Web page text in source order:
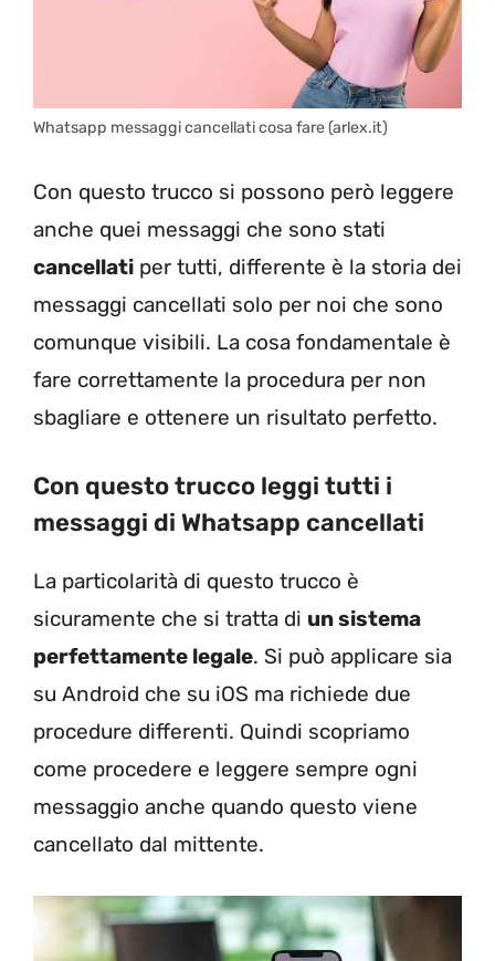
Whatsapp messaggi cancellati cosa fare (arlex.it)
Con questo trucco si possono però leggere
anche quei messaggi che sono stati
cancellati per tutti, differente è la storia dei
messaggi cancellati solo per noi che sono
comunque visibili. La cosa fondamentale è
fare correttamente la procedura per non
sbagliare e ottenere un risultato perfetto.
Con questo trucco leggi tutti i
messaggi di Whatsapp cancellati
La particolarità di questo trucco è
sicuramente che si tratta di un sistema
perfettamente legale. Si può applicare sia
su Android che su iOS ma richiede due
procedure differenti. Quindi scopriamo
come procedere e leggere sempre ogni
messaggio anche quando questo viene
cancellato dal mittente.